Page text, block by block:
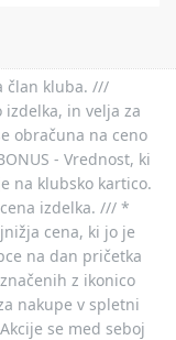
član kluba. ///
izdelka, in velja za
obračuna na ceno
- Vrednost, ki
na klubsko kartico.
izdelka. /// *
cena, ki jo je
na dan pričetka
z ikonico
nakupe v spletni
se med seboj